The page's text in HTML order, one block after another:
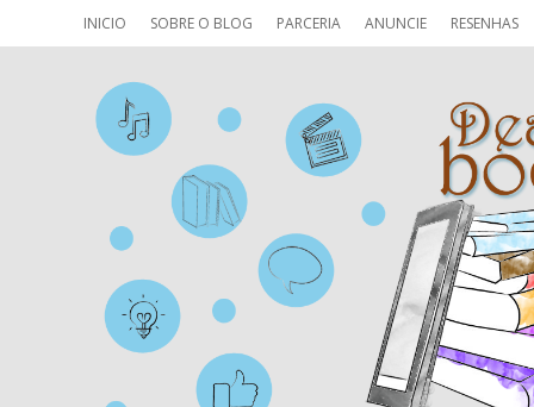
INICIO SOBRE O BLOG PARCERIA ANUNCIE RESENHAS